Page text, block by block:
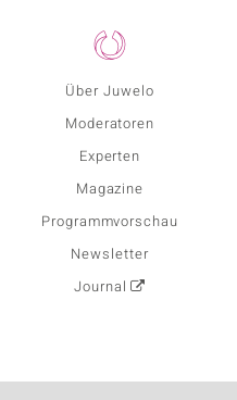
Über Juwelo
Moderatoren
Experten
Magazine
Programmvorschau
Newsletter
Journal